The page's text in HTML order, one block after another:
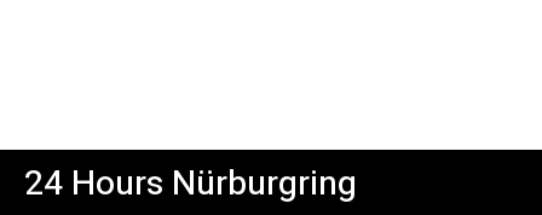
24 Hours Nürburgring